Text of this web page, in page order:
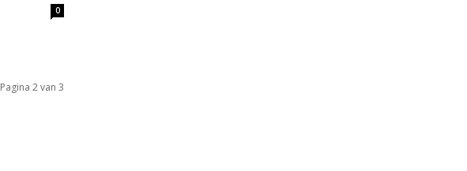
0
Pagina 2 van 3